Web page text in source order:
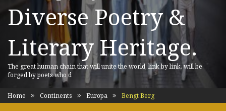
Diverse Poetry &
Literary Heritage.
The great human chain that will unite the world, link by link, will be
forged by poets who d
Home Continents Europa Bengt Berg